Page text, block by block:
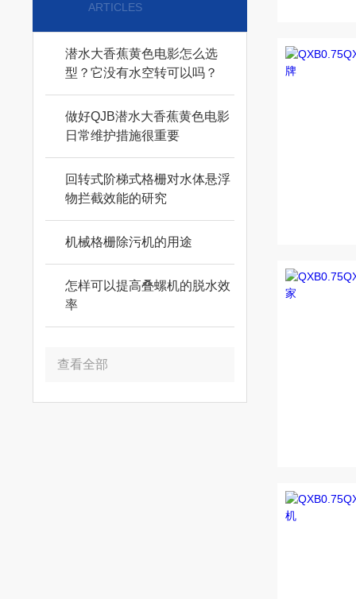
ARTICLES
潜水大香蕉黄色电影怎么选
型？它没有水空转可以吗？
做好QJB潜水大香蕉黄色电影
日常维护措施很重要
回转式阶梯式格栅对水体悬浮
物拦截效能的研究
机械格栅除污机的用途
怎样可以提高叠螺机的脱水效
率
查看全部